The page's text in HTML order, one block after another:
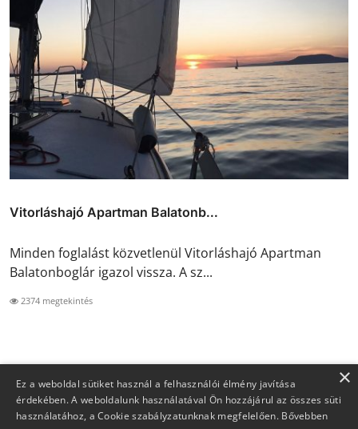
Vitorláshajó Apartman Balatonb...
Minden foglalást közvetlenül Vitorláshajó Apartman
Balatonboglár igazol vissza. A sz...
2374 megtekintés
×
Ez a weboldal sütiket használ a felhasználói élmény javítása
érdekében. A weboldalunk használatával Ön hozzájárul az összes süti
használatához, a Cookie szabályzatunknak megfelelően. Bővebben